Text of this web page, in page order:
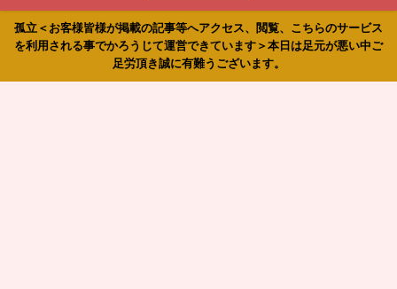
孤立＜お客様皆様が掲載の記事等へアクセス、閲覧、こちらのサービス
を利用される事でかろうじて運営できています＞本日は足元が悪い中ご
足労頂き誠に有難うございます。